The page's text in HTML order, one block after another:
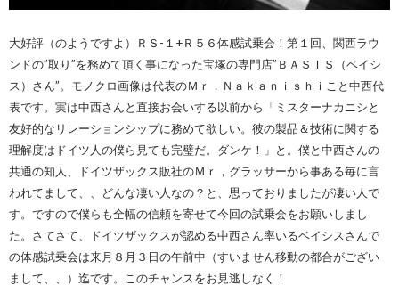
大好評（のようですよ）ＲＳ-１+Ｒ５６体感試乗会！第１回、関西ラウ
ンドの”取り”を務めて頂く事になった宝塚の専門店”ＢＡＳＩＳ（ベイシ
ス）さん”。モノクロ画像は代表のＭｒ，Ｎａｋａｎｉｓｈｉこと中西代
表です。実は中西さんと直接お会いする以前から「ミスターナカニシと
友好的なリレーションシップに務めて欲しい。彼の製品＆技術に関する
理解度はドイツ人の僕ら見ても完璧だ。ダンケ！」と。僕と中西さんの
共通の知人、ドイツザックス販社のＭｒ，グラッサーから事ある毎に言
われてまして、、どんな凄い人なの？と、思っておりましたが凄い人で
す。ですので僕らも全幅の信頼を寄せて今回の試乗会をお願いしまし
た。さてさて、ドイツザックスが認める中西さん率いるベイシスさんで
の体感試乗会は来月８月３日の午前中（すいません移動の都合がござい
まして、、）迄です。このチャンスをお見逃しなく！